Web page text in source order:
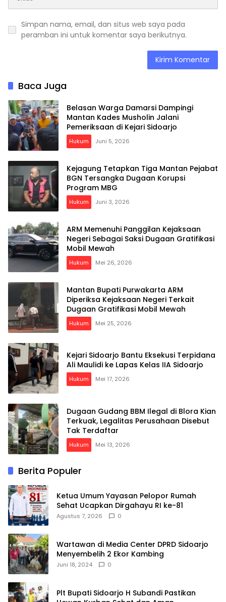
Simpan nama, email, dan situs web saya pada
peramban ini untuk komentar saya berikutnya.
Baca Juga
Belasan Warga Damarsi Dampingi
Mantan Kades Musholin Jalani
Pemeriksaan di Kejari Sidoarjo
Hukum Juni 5, 2026
Kejagung Tetapkan Tiga Mantan Pejabat
BGN Tersangka Dugaan Korupsi
Program MBG
Hukum Juni 3, 2026
ARM Memenuhi Panggilan Kejaksaan
Negeri Sebagai Saksi Dugaan Gratifikasi
Mobil Mewah
Hukum Mei 26, 2026
Mantan Bupati Purwakarta ARM
Diperiksa Kejaksaan Negeri Terkait
Dugaan Gratifikasi Mobil Mewah
Hukum Mei 25, 2026
Kejari Sidoarjo Bantu Eksekusi Terpidana
Ali Maulidi ke Lapas Kelas IIA Sidoarjo
Hukum Mei 17, 2026
Dugaan Gudang BBM Ilegal di Blora Kian
Terkuak, Legalitas Perusahaan Disebut
Tak Terdaftar
Hukum Mei 13, 2026
Berita Populer
Ketua Umum Yayasan Pelopor Rumah
Sehat Ucapkan Dirgahayu RI ke-81
Agustus 7, 2026 0
Wartawan di Media Center DPRD Sidoarjo
Menyembelih 2 Ekor Kambing
Juni 18, 2024 0
Plt Bupati Sidoarjo H Subandi Pastikan